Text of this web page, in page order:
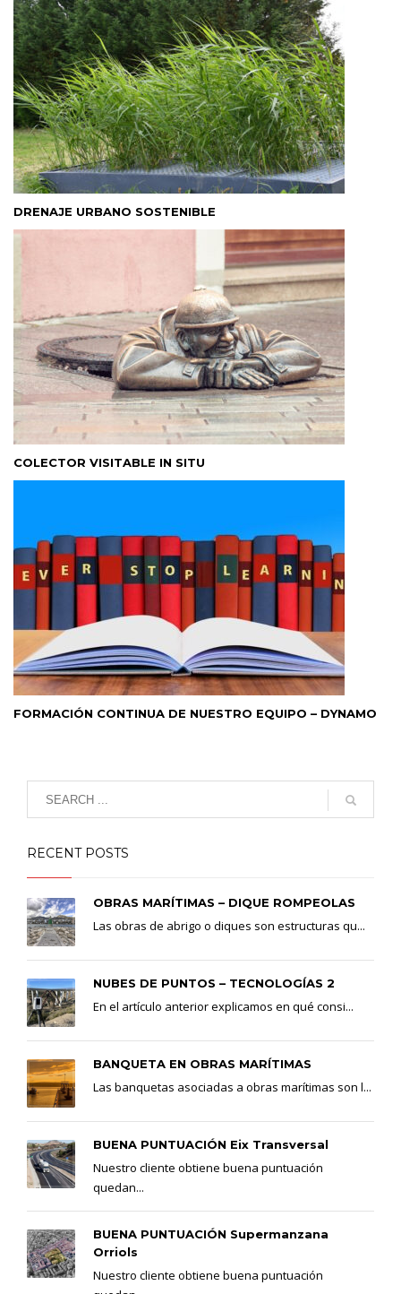
DRENAJE URBANO SOSTENIBLE
COLECTOR VISITABLE IN SITU
FORMACIÓN CONTINUA DE NUESTRO EQUIPO – DYNAMO
RECENT POSTS
OBRAS MARÍTIMAS – DIQUE ROMPEOLAS
Las obras de abrigo o diques son estructuras qu...
NUBES DE PUNTOS – TECNOLOGÍAS 2
En el artículo anterior explicamos en qué consi...
BANQUETA EN OBRAS MARÍTIMAS
Las banquetas asociadas a obras marítimas son l...
BUENA PUNTUACIÓN Eix Transversal
Nuestro cliente obtiene buena puntuación
quedan...
BUENA PUNTUACIÓN Supermanzana
Orriols
Nuestro cliente obtiene buena puntuación